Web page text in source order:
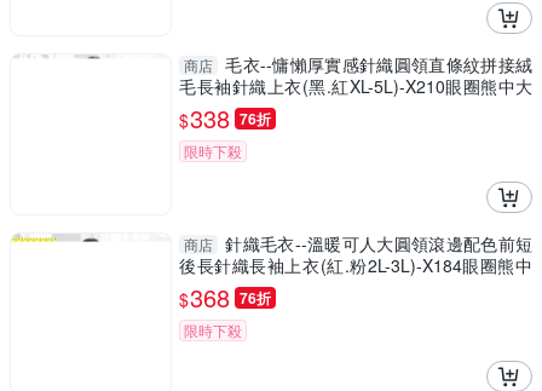
商店 毛衣--慵懶厚實感針織圓領直條紋拼接絨
毛長袖針織上衣(黑.紅XL-5L)-X210眼圈熊中大
尺碼
$338 76折
限時下殺
商店 針織毛衣--溫暖可人大圓領滾邊配色前短
後長針織長袖上衣(紅.粉2L-3L)-X184眼圈熊中
大尺碼
$368 76折
限時下殺